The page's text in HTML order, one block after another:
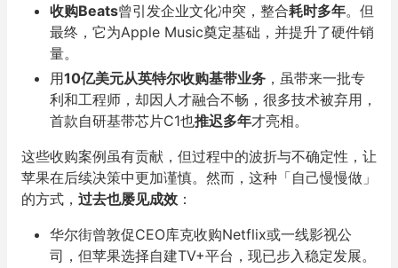
收购Beats曾引发企业文化冲突，整合耗时多年。但
最终，它为Apple Music奠定基础，并提升了硬件销
量。
用10亿美元从英特尔收购基带业务 ，虽带来一批专
利和工程师，却因人才融合不畅，很多技术被弃用，
首款自研基带芯片C1也推迟多年才亮相。
这些收购案例虽有贡献，但过程中的波折与不确定性，让
苹果在后续决策中更加谨慎。 然而，这种「自己慢慢做」
的方式， 过去也屡见成效 ：
华尔街曾敦促CEO库克收购Netflix或一线影视公
司，但苹果选择自建TV+平台，现已步入稳定发展。